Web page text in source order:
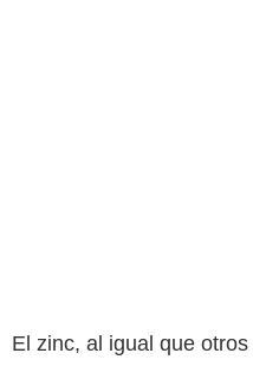
El zinc, al igual que